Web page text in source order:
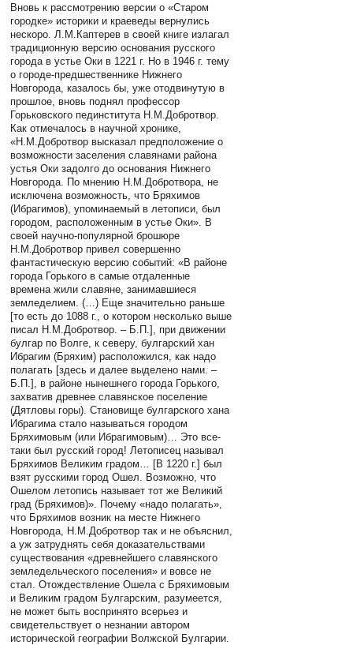
Вновь к рассмотрению версии о «Старом
городке» историки и краеведы вернулись
нескоро. Л.М.Каптерев в своей книге излагал
традиционную версию основания русского
города в устье Оки в 1221 г. Но в 1946 г. тему
о городе-предшественнике Нижнего
Новгорода, казалось бы, уже отодвинутую в
прошлое, вновь поднял профессор
Горьковского пединститута Н.М.Добротвор.
Как отмечалось в научной хронике,
«Н.М.Добротвор высказал предположение о
возможности заселения славянами района
устья Оки задолго до основания Нижнего
Новгорода. По мнению Н.М.Добротвора, не
исключена возможность, что Бряхимов
(Ибрагимов), упоминаемый в летописи, был
городом, расположенным в устье Оки». В
своей научно-популярной брошюре
Н.М.Добротвор привел совершенно
фантастическую версию событий: «В районе
города Горького в самые отдаленные
времена жили славяне, занимавшиеся
земледелием. (…) Еще значительно раньше
[то есть до 1088 г., о котором несколько выше
писал Н.М.Добротвор. – Б.П.], при движении
булгар по Волге, к северу, булгарский хан
Ибрагим (Бряхим) расположился, как надо
полагать [здесь и далее выделено нами. –
Б.П.], в районе нынешнего города Горького,
захватив древнее славянское поселение
(Дятловы горы). Становище булгарского хана
Ибрагима стало называться городом
Бряхимовым (или Ибрагимовым)… Это все-
таки был русский город! Летописец называл
Бряхимов Великим градом… [В 1220 г.] был
взят русскими город Ошел. Возможно, что
Ошелом летопись называет тот же Великий
град (Бряхимов)». Почему «надо полагать»,
что Бряхимов возник на месте Нижнего
Новгорода, Н.М.Добротвор так и не объяснил,
а уж затруднять себя доказательствами
существования «древнейшего славянского
земледельческого поселения» и вовсе не
стал. Отождествление Ошела с Бряхимовым
и Великим градом Булгарским, разумеется,
не может быть воспринято всерьез и
свидетельствует о незнании автором
исторической географии Волжской Булгарии.